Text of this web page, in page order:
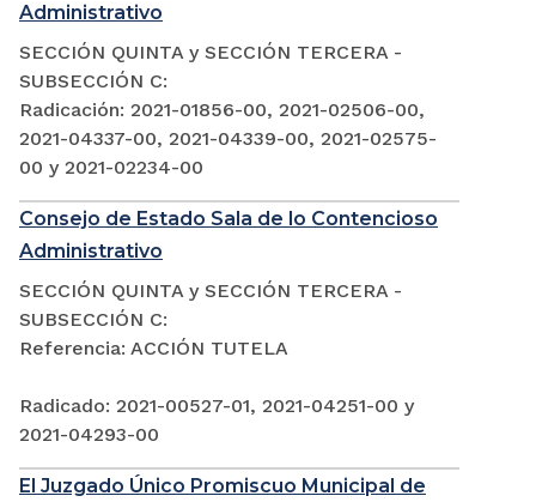
Administrativo
SECCIÓN QUINTA y SECCIÓN TERCERA -
SUBSECCIÓN C:
Radicación: 2021-01856-00, 2021-02506-00,
2021-04337-00, 2021-04339-00, 2021-02575-
00 y 2021-02234-00
Consejo de Estado Sala de lo Contencioso
Administrativo
SECCIÓN QUINTA y SECCIÓN TERCERA -
SUBSECCIÓN C:
Referencia: ACCIÓN TUTELA
Radicado: 2021-00527-01, 2021-04251-00 y
2021-04293-00
El Juzgado Único Promiscuo Municipal de